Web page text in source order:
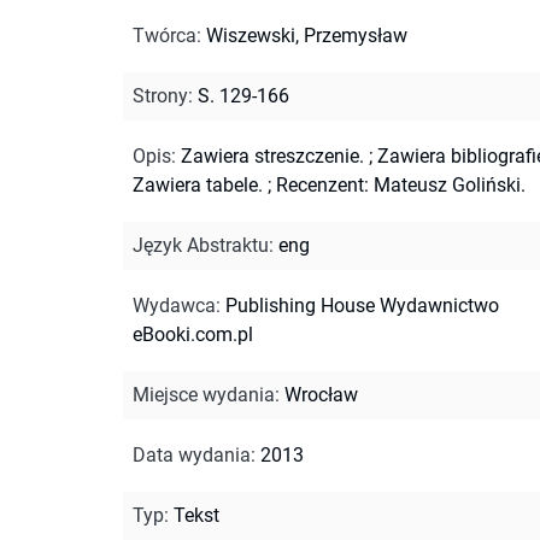
Twórca: Wiszewski, Przemysław
Strony: S. 129-166
Opis: Zawiera streszczenie. ; Zawiera
Zawiera tabele. ; Recenzent: Mateusz Goliński.
Język Abstraktu: eng
Wydawca: Publishing House Wydawnictwo
eBooki.com.pl
Miejsce wydania: Wrocław
Data wydania: 2013
Typ: Tekst